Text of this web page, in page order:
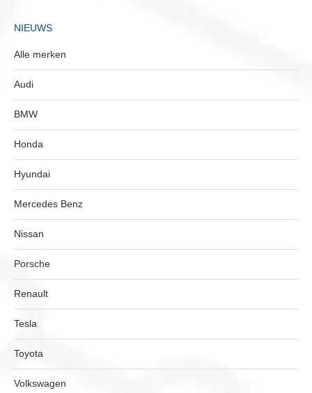
NIEUWS
Alle merken
Audi
BMW
Honda
Hyundai
Mercedes Benz
Nissan
Porsche
Renault
Tesla
Toyota
Volkswagen